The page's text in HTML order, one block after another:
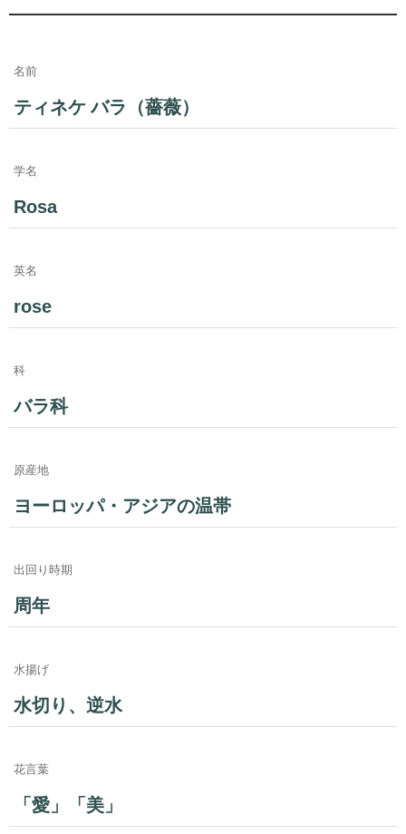
名前
ティネケ バラ（薔薇）
学名
Rosa
英名
rose
科
バラ科
原産地
ヨーロッパ・アジアの温帯
出回り時期
周年
水揚げ
水切り、逆水
花言葉
「愛」「美」